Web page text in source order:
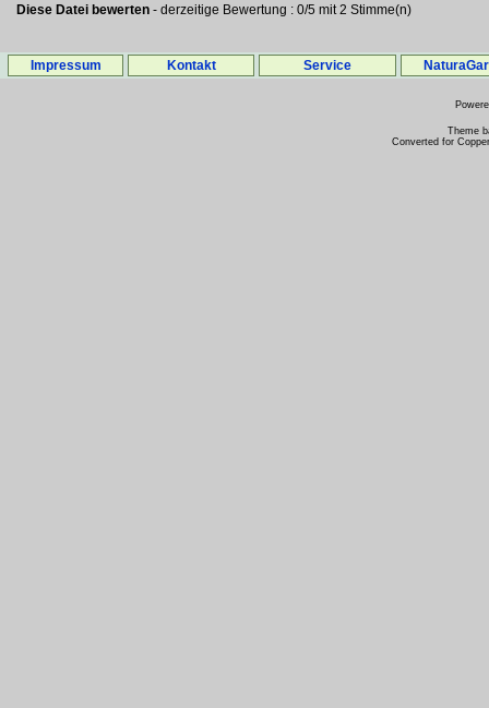
Diese Datei bewerten - derzeitige Bewertung : 0/5 mit 2 Stimme(n)
Impressum Kontakt Service
Theme
Converted for